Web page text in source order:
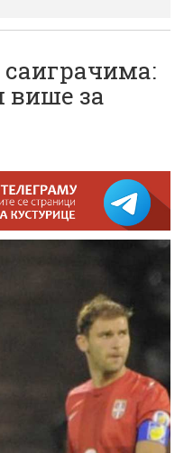
саиграчима:
више за